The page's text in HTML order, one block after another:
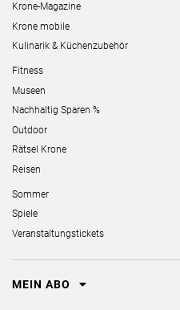
Krone-Magazine
Krone mobile
Kulinarik & Küchenzubehör
Fitness
Museen
Nachhaltig Sparen %
Outdoor
Rätsel Krone
Reisen
Sommer
Spiele
Veranstaltungstickets
MEIN ABO